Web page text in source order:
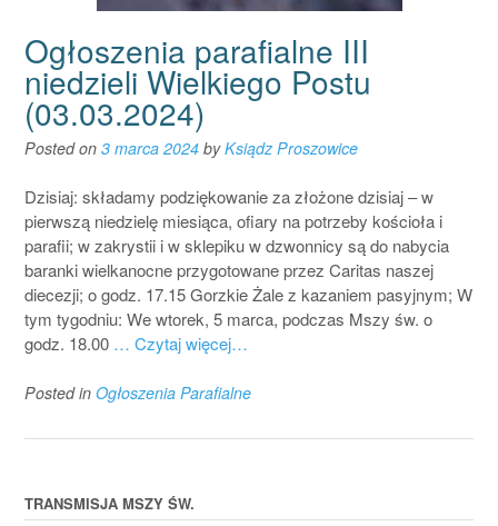
Ogłoszenia parafialne III
niedzieli Wielkiego Postu
(03.03.2024)
Posted on 3 marca 2024 byKsiądz Proszowice
Dzisiaj: składamy podziękowanie za złożone dzisiaj – w
pierwszą niedzielę miesiąca, ofiary na potrzeby kościoła i
parafii; w zakrystii i w sklepiku w dzwonnicy są do nabycia
baranki wielkanocne przygotowane przez Caritas naszej
diecezji; o godz. 17.15 Gorzkie Żale z kazaniem pasyjnym; W
tym tygodniu: We wtorek, 5 marca, podczas Mszy św. o
godz. 18.00 … Czytaj więcej…
Posted in Ogłoszenia Parafialne
TRANSMISJA MSZY ŚW.